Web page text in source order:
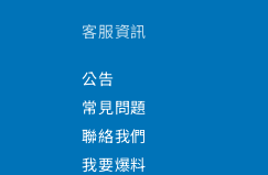
客服資訊
公告
常見問題
聯絡我們
我要爆料